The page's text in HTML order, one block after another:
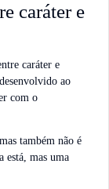
caráter e
caráter e
ao
com o
também não é
está, mas uma